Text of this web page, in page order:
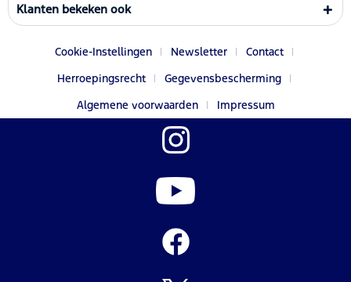
Klanten bekeken ook
Cookie-Instellingen Newsletter
Contact
Herroepingsrecht
Gegevensbescherming
Algemene voorwaarden
Impressum